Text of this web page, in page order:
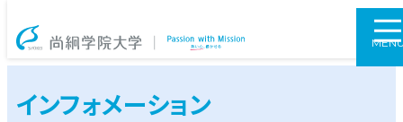
尚絅学院大学
インフォメーション